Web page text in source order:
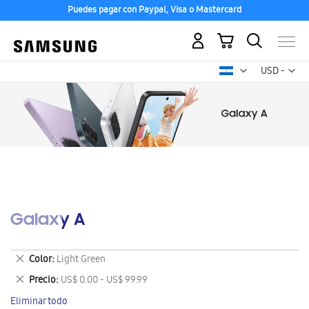
Puedes pagar con Paypal, Visa o Mastercard
USD -
dólar
Mi carrito
Galaxy A
Color Light Green
Eliminar
este
artículo
Precio US$ 0.00 - US$ 99.99
Eliminar
este
Eliminar todo